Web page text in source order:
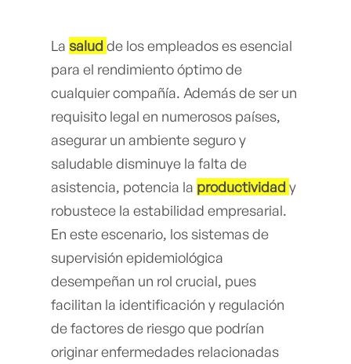
La salud de los empleados es esencial
para el rendimiento óptimo de
cualquier compañía. Además de ser un
requisito legal en numerosos países,
asegurar un ambiente seguro y
saludable disminuye la falta de
asistencia, potencia la productividad y
robustece la estabilidad empresarial.
En este escenario, los sistemas de
supervisión epidemiológica
desempeñan un rol crucial, pues
facilitan la identificación y regulación
de factores de riesgo que podrían
originar enfermedades relacionadas